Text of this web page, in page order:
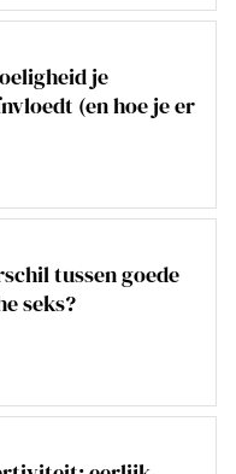
je
(en hoe je er
tussen goede
seks?